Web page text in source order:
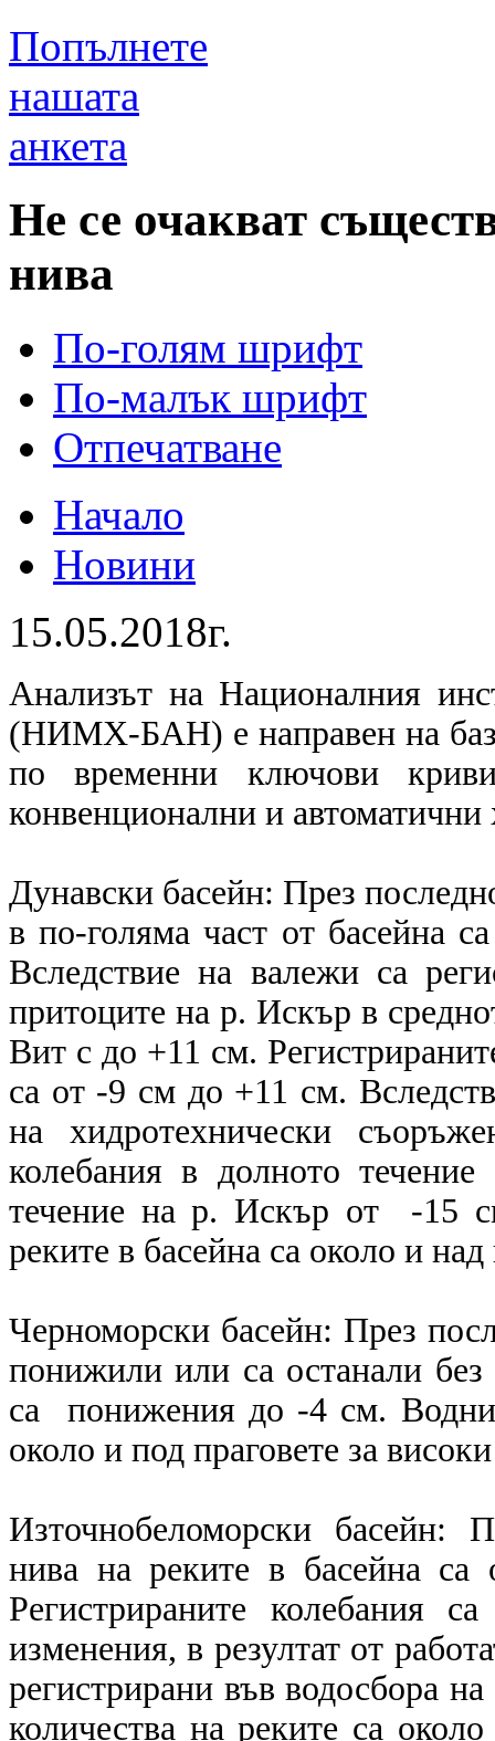
Попълнете
нашата
анкета
Не се очакват
нива
По-голям шрифт
По-малък шрифт
Отпечатване
Начало
Новини
15.05.2018г.
Анализът на Националния
(НИМХ-БАН) е направен на
по временни ключови
конвенционални и
Дунавски басейн: През
в по-голяма част от басейна
Вследствие на валежи са
притоците на р. Искър в
Вит с до +11 см.
са от -9 см до +11 см.
на хидротехнически
колебания в долното
течение на р. Искър от -15
реките в басейна са около и
Черноморски басейн: През
понижили или са останали
са понижения до -4 см.
около и под праговете за
Източнобеломорски басейн:
нива на реките в басейна са
Регистрираните колебания
изменения, в резултат от
регистрирани във водосбора
количества на реките са